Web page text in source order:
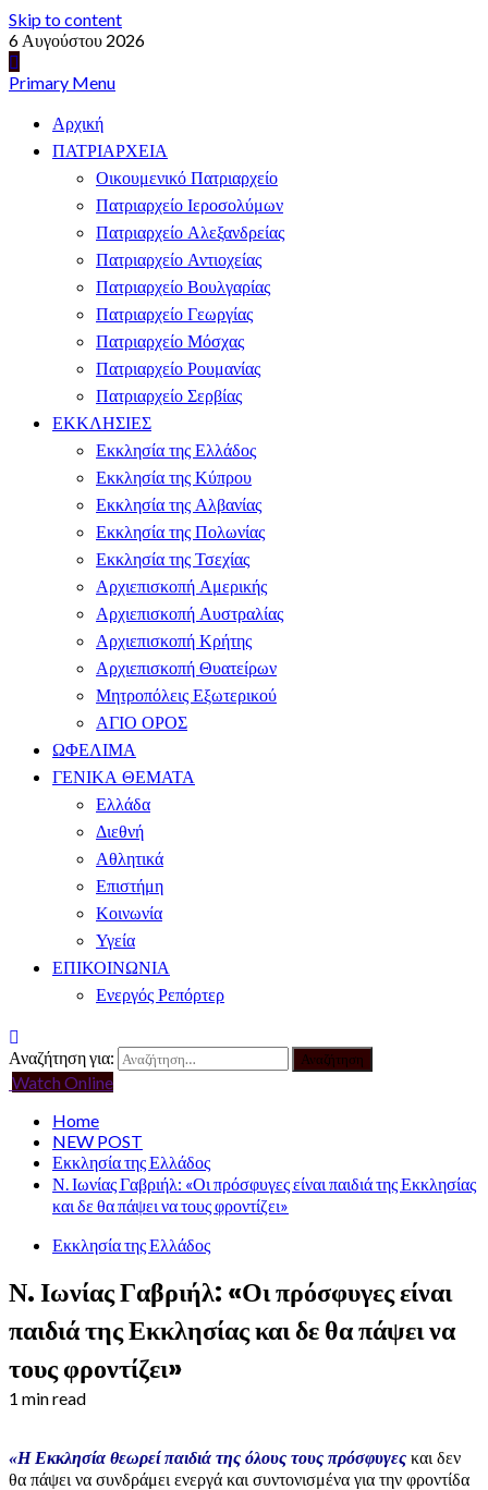
Skip to content
6 Αυγούστου 2026
Primary Menu
Αρχική
ΠΑΤΡΙΑΡΧΕΙΑ
Οικουμενικό Πατριαρχείο
Πατριαρχείο Ιεροσολύμων
Πατριαρχείο Αλεξανδρείας
Πατριαρχείο Αντιοχείας
Πατριαρχείο Βουλγαρίας
Πατριαρχείο Γεωργίας
Πατριαρχείο Μόσχας
Πατριαρχείο Ρουμανίας
Πατριαρχείο Σερβίας
ΕΚΚΛΗΣΙΕΣ
Εκκλησία της Ελλάδος
Εκκλησία της Κύπρου
Εκκλησία της Αλβανίας
Εκκλησία της Πολωνίας
Εκκλησία της Τσεχίας
Αρχιεπισκοπή Αμερικής
Αρχιεπισκοπή Αυστραλίας
Αρχιεπισκοπή Κρήτης
Αρχιεπισκοπή Θυατείρων
Μητροπόλεις Εξωτερικού
ΑΓΙΟ ΟΡΟΣ
ΩΦΕΛΙΜΑ
ΓΕΝΙΚΑ ΘΕΜΑΤΑ
Ελλάδα
Διεθνή
Αθλητικά
Επιστήμη
Κοινωνία
Υγεία
ΕΠΙΚΟΙΝΩΝΙΑ
Ενεργός Ρεπόρτερ
Αναζήτηση για:
Watch Online
Home
NEW POST
Εκκλησία της Ελλάδος
Ν. Ιωνίας Γαβριήλ: «Οι πρόσφυγες είναι παιδιά της Εκκλησίας
και δε θα πάψει να τους φροντίζει»
Εκκλησία της Ελλάδος
Ν. Ιωνίας Γαβριήλ: «Οι πρόσφυγες είναι
παιδιά της Εκκλησίας και δε θα πάψει να
τους φροντίζει»
1 min read
«Η Εκκλησία θεωρεί παιδιά της όλους τους πρόσφυγες και δεν
θα πάψει να συνδράμει ενεργά και συντονισμένα για την φροντίδα